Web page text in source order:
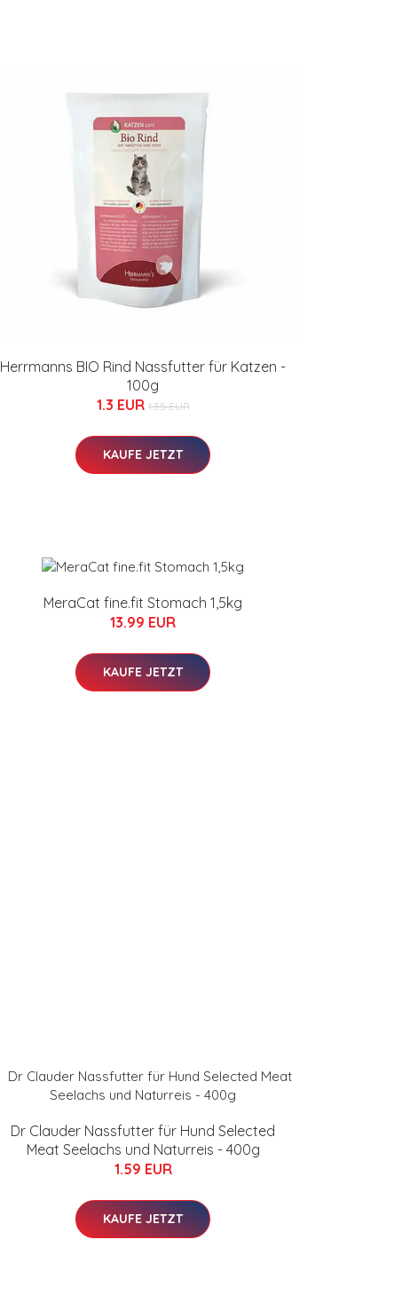
Herrmanns BIO Rind Nassfutter für Katzen -
100g
1.3 EUR 1.35 EUR
KAUFE JETZT
MeraCat fine.fit Stomach 1,5kg
13.99 EUR
KAUFE JETZT
Dr Clauder Nassfutter für Hund Selected
Meat Seelachs und Naturreis - 400g
1.59 EUR
KAUFE JETZT